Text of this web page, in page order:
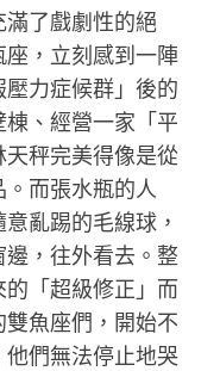
了戲劇性的絕
，立刻感到一陣
力症候群」後的
、經營一家「平
秤完美得像是從
而張水瓶的人
亂踢的毛線球，
，往外看去。整
「超級修正」而
魚座們，開始不
們無法停止地哭